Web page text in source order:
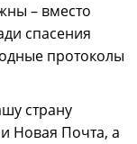
– вместо
спасения
протоколы
страну
Новая Почта, а